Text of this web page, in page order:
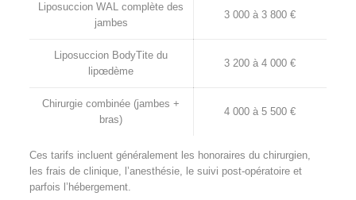
Liposuccion WAL complète des
jambes
3 000 à 3 800 €
Liposuccion BodyTite du
lipœdème
3 200 à 4 000 €
Chirurgie combinée (jambes +
bras)
4 000 à 5 500 €
Ces tarifs incluent généralement les honoraires du chirurgien,
les frais de clinique, l’anesthésie, le suivi post-opératoire et
parfois l’hébergement.